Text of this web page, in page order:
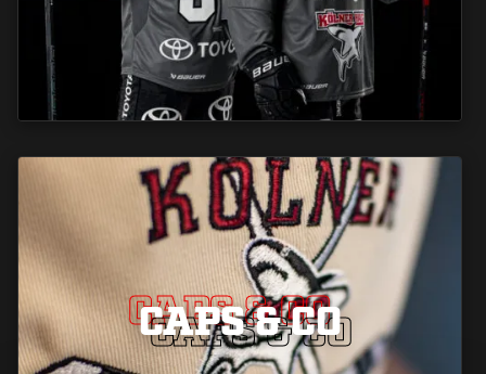
CAPS & CO
CAPS & CO
CAPS & CO